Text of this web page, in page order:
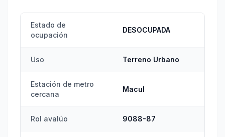
Estado de
ocupación
DESOCUPADA
Uso Terreno Urbano
Estación de metro
cercana
Macul
Rol avalúo 9088-87